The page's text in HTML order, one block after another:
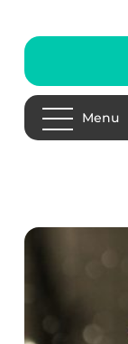
Menu